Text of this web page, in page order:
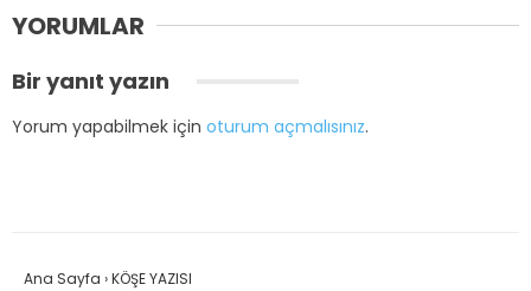
YORUMLAR
Bir yanıt yazın
Yorum yapabilmek için oturum açmalısınız.
Ana Sayfa ›KÖŞE YAZISI